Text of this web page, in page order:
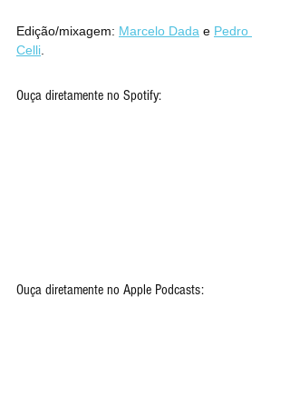
Edição/mixagem: Marcelo Dada e Pedro
Celli
Ouça diretamente no Spotify:
Ouça diretamente no Apple Podcasts: